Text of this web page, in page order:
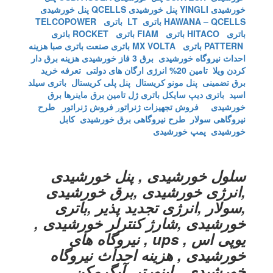
خورشیدی YINGLI
پنل خورشیدی QCELLS
پنل خورشیدی
HAWANA – QCELLS باتری LT
باتری TELCOPOWER
باتری HITACO
باتری FIAM باتری ROCKET
باتری
باتری MX VOLTA باتری صنعت باتری صبا هزینه
احداث نیروگاه خورشیدی برق 3 فاز خورشیدی
هزینه برق دار
کردن ویلا تامین 20% انرژی ارگان های دولتی
تعرفه خرید
برق تضمینی پنل مونو کریستال پنل پلی کریستال باتری سیلد
اسید باتری دیپ سایکل باتری ژل تامین برق ماینرها برق
خورشیدی
فروش تجهیزات ژنراتور فروش ژنراتور
طرح
نیروگاهی سولار طرح نیروگاهی برق خورشیدی کابل
خورشیدی پمپ خورشیدی
سلول خورشیدی , پنل خورشیدی
,انرژی خورشیدی ,برق خورشیدی
,سولار ,انرژی تجدید پذیر ,باتری
خورشیدی ,شارژ کنترلر خورشیدی ,
یوپی اس , ups , نیروگاه های
خورشیدی , هزینه احداث نیروگاه